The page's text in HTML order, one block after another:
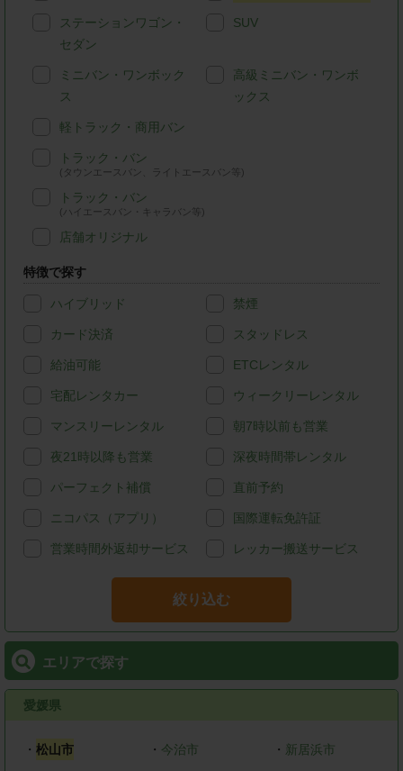
ステーションワゴン・
セダン
SUV
ミニバン・ワンボック
ス
高級ミニバン・ワンボ
ックス
軽トラック・商用バン
トラック・バン
(タウンエースバン、ライトエースバン等)
トラック・バン
(ハイエースバン・キャラバン等)
店舗オリジナル
特徴で探す
ハイブリッド 禁煙
カード決済 スタッドレス
給油可能 ETCレンタル
宅配レンタカー ウィークリーレンタル
マンスリーレンタル 朝7時以前も営業
夜21時以降も営業 深夜時間帯レンタル
パーフェクト補償 直前予約
ニコパス（アプリ） 国際運転免許証
営業時間外返却サービス レッカー搬送サービス
絞り込む
エリアで探す
愛媛県
・ 松山市 ・ 今治市 ・ 新居浜市